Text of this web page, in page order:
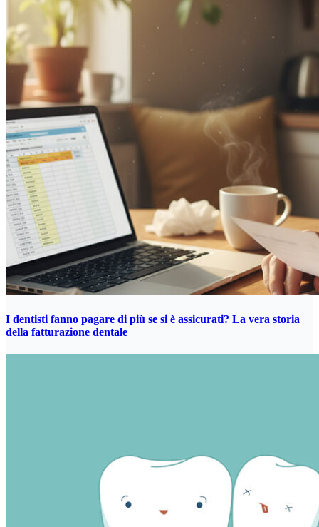
I dentisti fanno pagare di più se si è assicurati? La vera storia
della fatturazione dentale